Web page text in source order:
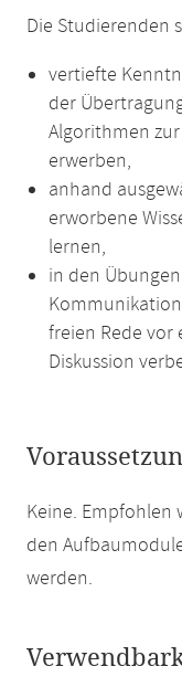
Die Studierenden
vertiefte
der
Algorithmen
erwerben,
anhand
erworbene
lernen,
in den
freien Rede
Diskussion
Keine. Empfohlen
den
werden.